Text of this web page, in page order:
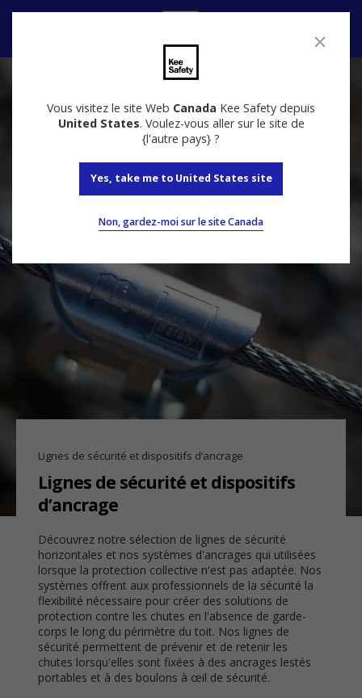
Vous visitez le site Web Canada Kee Safety depuis
United States. Voulez-vous aller sur le site de
{l'autre pays} ?
Yes, take me to United States site
Non, gardez-moi sur le site Canada
Lignes de sécurité et dispositifs d’ancrage
Lignes de sécurité et dispositifs
d’ancrage
Découvrez notre sélection de lignes de sécurité
horizontales et nos systèmes d'ancrages qui utilisées
lorsque la protection collective n'est pas adaptée. Nos
systèmes offrent aux professionnels de la sécurité la
flexibilité nécessaire pour créer des solutions de
protection contre les chutes en l'absence de garde-
corps le long du périmètre du toit. Nos lignes de
sécurité permettent de prévenir et de retenir les
chutes lorsqu'elles sont fixées à des ancrages lestés
portables et à des boulons à œil de sécurité.